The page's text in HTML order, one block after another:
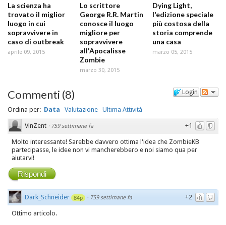
La scienza ha
trovato il miglior
luogo in cui
sopravvivere in
caso di outbreak
aprile 09, 2015
Lo scrittore
George R.R. Martin
conosce il luogo
migliore per
sopravvivere
all'Apocalisse
Zombie
marzo 30, 2015
Dying Light,
l'edizione speciale
più costosa della
storia comprende
una casa
marzo 05, 2015
Login
Commenti (8)
Ordina per: Data Valutazione Ultima Attività
+1
VinZent · 759 settimane fa
Molto interessante! Sarebbe davvero ottima l'idea che ZombieKB
partecipasse, le idee non vi mancherebbero e noi siamo qua per
aiutarvi!
Rispondi
+2
Dark_Schneider 84p · 759 settimane fa
Ottimo articolo.